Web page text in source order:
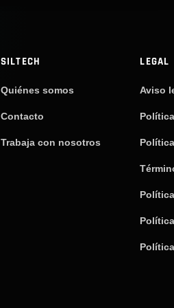
SILTECH
Quiénes somos
Contacto
Trabaja con nosotros
LEGAL
Aviso